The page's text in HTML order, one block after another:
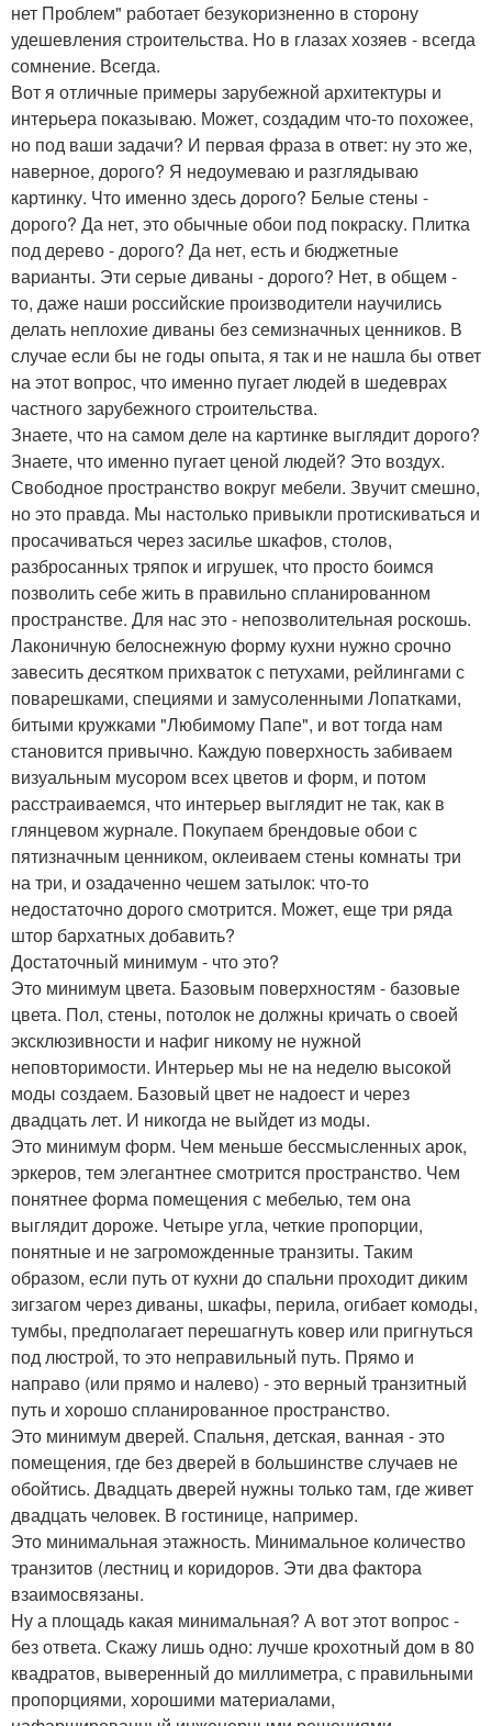
нет Проблем" работает безукоризненно в сторону
удешевления строительства. Но в глазах хозяев - всегда
сомнение. Всегда.
Вот я отличные примеры зарубежной архитектуры и
интерьера показываю. Может, создадим что-то похожее,
но под ваши задачи? И первая фраза в ответ: ну это же,
наверное, дорого? Я недоумеваю и разглядываю
картинку. Что именно здесь дорого? Белые стены -
дорого? Да нет, это обычные обои под покраску. Плитка
под дерево - дорого? Да нет, есть и бюджетные
варианты. Эти серые диваны - дорого? Нет, в общем -
то, даже наши российские производители научились
делать неплохие диваны без семизначных ценников. В
случае если бы не годы опыта, я так и не нашла бы ответ
на этот вопрос, что именно пугает людей в шедеврах
частного зарубежного строительства.
Знаете, что на самом деле на картинке выглядит дорого?
Знаете, что именно пугает ценой людей? Это воздух.
Свободное пространство вокруг мебели. Звучит смешно,
но это правда. Мы настолько привыкли протискиваться и
просачиваться через засилье шкафов, столов,
разбросанных тряпок и игрушек, что просто боимся
позволить себе жить в правильно спланированном
пространстве. Для нас это - непозволительная роскошь.
Лаконичную белоснежную форму кухни нужно срочно
завесить десятком прихваток с петухами, рейлингами с
поварешками, специями и замусоленными Лопатками,
битыми кружками "Любимому Папе", и вот тогда нам
становится привычно. Каждую поверхность забиваем
визуальным мусором всех цветов и форм, и потом
расстраиваемся, что интерьер выглядит не так, как в
глянцевом журнале. Покупаем брендовые обои с
пятизначным ценником, оклеиваем стены комнаты три
на три, и озадаченно чешем затылок: что-то
недостаточно дорого смотрится. Может, еще три ряда
штор бархатных добавить?
Достаточный минимум - что это?
Это минимум цвета. Базовым поверхностям - базовые
цвета. Пол, стены, потолок не должны кричать о своей
эксклюзивности и нафиг никому не нужной
неповторимости. Интерьер мы не на неделю высокой
моды создаем. Базовый цвет не надоест и через
двадцать лет. И никогда не выйдет из моды.
Это минимум форм. Чем меньше бессмысленных арок,
эркеров, тем элегантнее смотрится пространство. Чем
понятнее форма помещения с мебелью, тем она
выглядит дороже. Четыре угла, четкие пропорции,
понятные и не загроможденные транзиты. Таким
образом, если путь от кухни до спальни проходит диким
зигзагом через диваны, шкафы, перила, огибает комоды,
тумбы, предполагает перешагнуть ковер или пригнуться
под люстрой, то это неправильный путь. Прямо и
направо (или прямо и налево) - это верный транзитный
путь и хорошо спланированное пространство.
Это минимум дверей. Спальня, детская, ванная - это
помещения, где без дверей в большинстве случаев не
обойтись. Двадцать дверей нужны только там, где живет
двадцать человек. В гостинице, например.
Это минимальная этажность. Минимальное количество
транзитов (лестниц и коридоров. Эти два фактора
взаимосвязаны.
Ну а площадь какая минимальная? А вот этот вопрос -
без ответа. Скажу лишь одно: лучше крохотный дом в 80
квадратов, выверенный до миллиметра, с правильными
пропорциями, хорошими материалами,